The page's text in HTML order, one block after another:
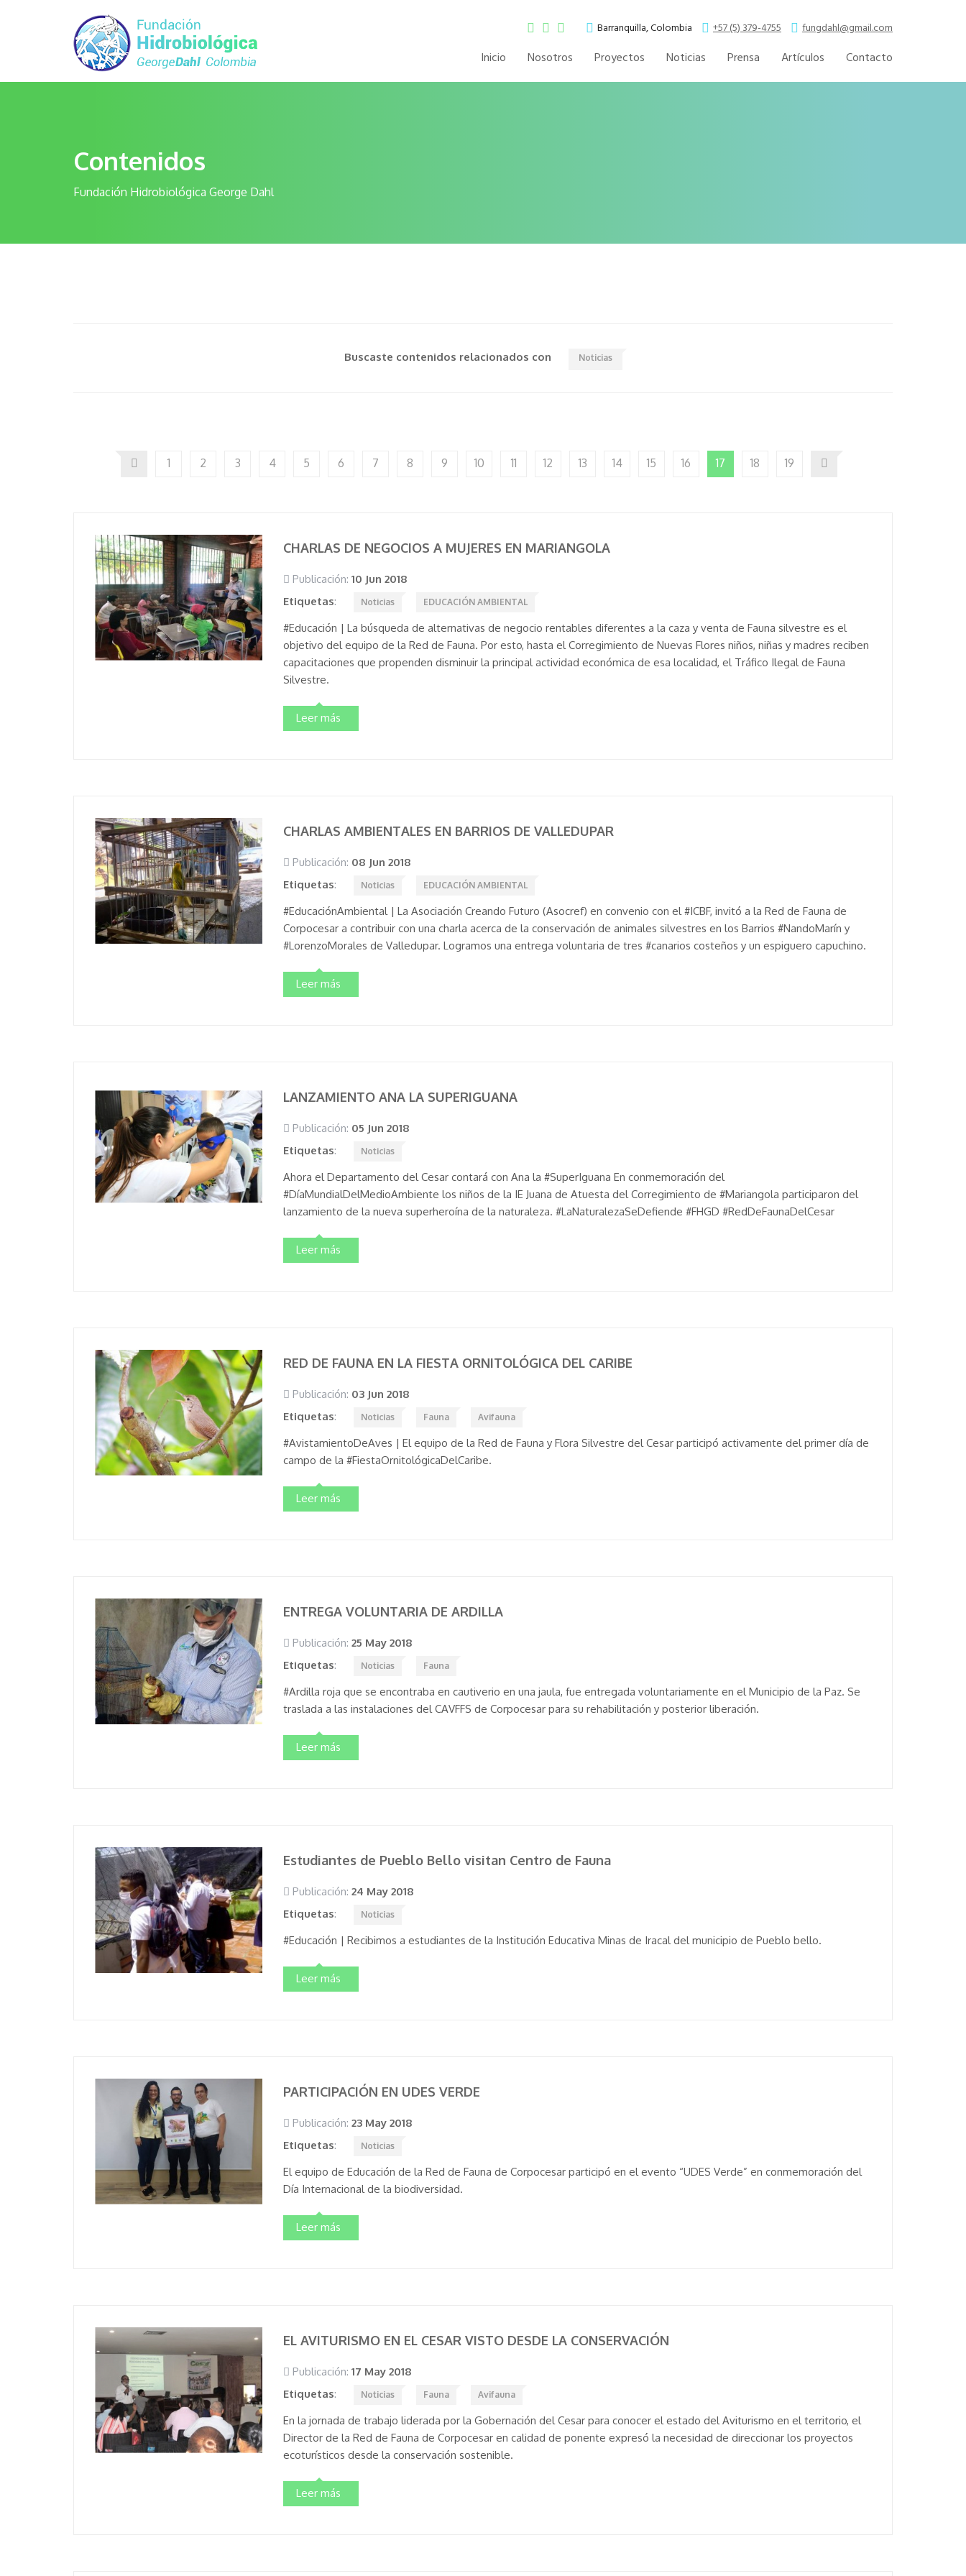
Barranquilla, Colombia +57 (5) 379-4755 fungdahl@gmail.com
Inicio Nosotros Proyectos Noticias Prensa Artículos Contacto
Contenidos
Fundación Hidrobiológica George Dahl
Buscaste contenidos relacionados con Noticias
1 2 3 4 5 6 7 8 9 10 11 12 13 14 15 16 17 18 19
CHARLAS DE NEGOCIOS A MUJERES EN MARIANGOLA
Publicación: 10 Jun 2018
Etiquetas: Noticias EDUCACIÓN AMBIENTAL
#Educación | La búsqueda de alternativas de negocio rentables diferentes a la caza y venta de Fauna silvestre es el
objetivo del equipo de la Red de Fauna. Por esto, hasta el Corregimiento de Nuevas Flores niños, niñas y madres reciben
capacitaciones que propenden disminuir la principal actividad económica de esa localidad, el Tráfico Ilegal de Fauna
Silvestre.
Leer más
CHARLAS AMBIENTALES EN BARRIOS DE VALLEDUPAR
Publicación: 08 Jun 2018
Etiquetas: Noticias EDUCACIÓN AMBIENTAL
#EducaciónAmbiental | La Asociación Creando Futuro (Asocref) en convenio con el #ICBF, invitó a la Red de Fauna de
Corpocesar a contribuir con una charla acerca de la conservación de animales silvestres en los Barrios #NandoMarín y
#LorenzoMorales de Valledupar. Logramos una entrega voluntaria de tres #canarios costeños y un espiguero capuchino.
Leer más
LANZAMIENTO ANA LA SUPERIGUANA
Publicación: 05 Jun 2018
Etiquetas: Noticias
Ahora el Departamento del Cesar contará con Ana la #SuperIguana En conmemoración del
#DíaMundialDelMedioAmbiente los niños de la IE Juana de Atuesta del Corregimiento de #Mariangola participaron del
lanzamiento de la nueva superheroína de la naturaleza. #LaNaturalezaSeDefiende #FHGD #RedDeFaunaDelCesar
Leer más
RED DE FAUNA EN LA FIESTA ORNITOLÓGICA DEL CARIBE
Publicación: 03 Jun 2018
Etiquetas: Noticias Fauna Avifauna
#AvistamientoDeAves | El equipo de la Red de Fauna y Flora Silvestre del Cesar participó activamente del primer día de
campo de la #FiestaOrnitológicaDelCaribe.
Leer más
ENTREGA VOLUNTARIA DE ARDILLA
Publicación: 25 May 2018
Etiquetas: Noticias Fauna
#Ardilla roja que se encontraba en cautiverio en una jaula, fue entregada voluntariamente en el Municipio de la Paz. Se
traslada a las instalaciones del CAVFFS de Corpocesar para su rehabilitación y posterior liberación.
Leer más
Estudiantes de Pueblo Bello visitan Centro de Fauna
Publicación: 24 May 2018
Etiquetas: Noticias
#Educación | Recibimos a estudiantes de la Institución Educativa Minas de Iracal del municipio de Pueblo bello.
Leer más
PARTICIPACIÓN EN UDES VERDE
Publicación: 23 May 2018
Etiquetas: Noticias
El equipo de Educación de la Red de Fauna de Corpocesar participó en el evento “UDES Verde” en conmemoración del
Día Internacional de la biodiversidad.
Leer más
EL AVITURISMO EN EL CESAR VISTO DESDE LA CONSERVACIÓN
Publicación: 17 May 2018
Etiquetas: Noticias Fauna Avifauna
En la jornada de trabajo liderada por la Gobernación del Cesar para conocer el estado del Aviturismo en el territorio, el
Director de la Red de Fauna de Corpocesar en calidad de ponente expresó la necesidad de direccionar los proyectos
ecoturísticos desde la conservación sostenible.
Leer más